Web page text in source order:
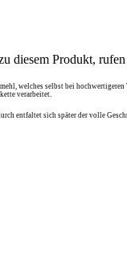
diesem Produkt, rufen
welches selbst bei
verarbeitet.
entfaltet sich später der volle